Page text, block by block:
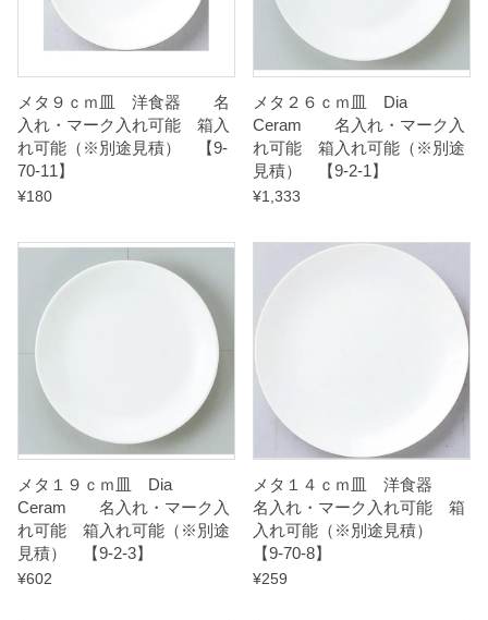
【
9
7
u
a
n
i
メタ９ｃｍ皿 洋食器 名
入れ・マーク入れ可能 箱入
れ可能（※別途見積） 【9-
70-11】
¥180
メタ２６ｃｍ皿 Dia
Ceram 名入れ・マーク入
れ可能 箱入れ可能（※別途
見積） 【9-2-1】
¥1,333
メタ１９ｃｍ皿 Dia
Ceram 名入れ・マーク入
れ可能 箱入れ可能（※別途
見積） 【9-2-3】
¥602
メタ１４ｃｍ皿 洋食器
名入れ・マーク入れ可能 箱
入れ可能（※別途見積）
【9-70-8】
¥259